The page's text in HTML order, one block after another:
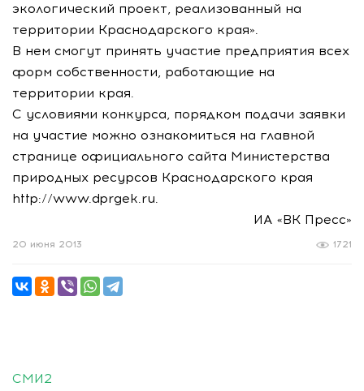
экологический проект, реализованный на
территории Краснодарского края».
В нем смогут принять участие предприятия всех
форм собственности, работающие на
территории края.
С условиями конкурса, порядком подачи заявки
на участие можно ознакомиться на главной
странице официального сайта Министерства
природных ресурсов Краснодарского края
http://www.dprgek.ru.
ИА «ВК Пресс»
1721
20 июня 2013
СМИ2